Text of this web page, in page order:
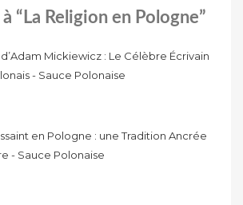
“La Religion en Pologne”
d’Adam Mickiewicz : Le Célèbre Écrivain
- Sauce Polonaise
en Pologne : une Tradition Ancrée
- Sauce Polonaise